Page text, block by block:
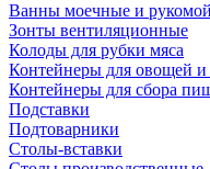
Ванны моечные и
Зонты вентиляционные
Колоды для рубки мяса
Контейнеры для овощей
Контейнеры для сбора
Подставки
Подтоварники
Столы-вставки